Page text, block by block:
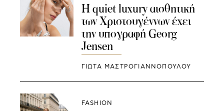
Η quiet luxury αισθητική
των Χριστουγέννων έχει
την υπογραφή Georg
Jensen
ΓΙΩΤΑ ΜΑΣΤΡΟΓΙΑΝΝΟΠΟΥΛΟΥ
FASHION